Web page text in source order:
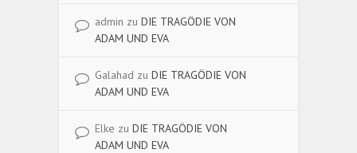
admin zu DIE TRAGÖDIE VON
ADAM UND EVA
Galahad zu DIE TRAGÖDIE VON
ADAM UND EVA
Elke zu DIE TRAGÖDIE VON
ADAM UND EVA